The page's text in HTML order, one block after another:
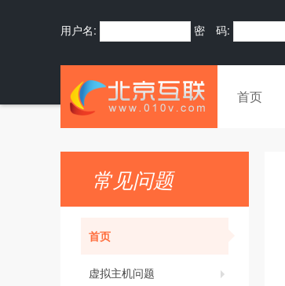
用户名: 密 码:
首页
常见问题
首页
虚拟主机问题